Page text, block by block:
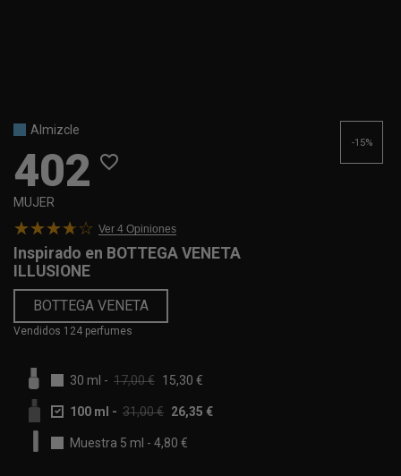
-15%
Almizcle
402 favorite_border
MUJER
Ver 4 Opiniones
Inspirado en BOTTEGA VENETA
ILLUSIONE
BOTTEGA VENETA
Vendidos 124 perfumes
30 ml - 17,00 € 15,30 €
100 ml - 31,00 € 26,35 €
Muestra 5 ml - 4,80 €